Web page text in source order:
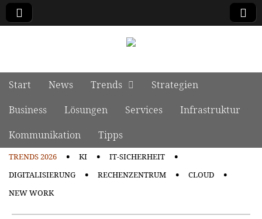
Main menu
Skip to content
Start News Trends
Strategien
Business
Lösungen Services
Infrastruktur
Kommunikation
Tipps
TRENDS 2026 KI
IT-SICHERHEIT
DIGITALISIERUNG
RECHENZENTRUM
CLOUD
NEW WORK